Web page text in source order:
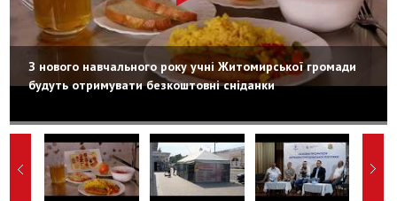
З нового навчального року учні Житомирської громади
будуть отримувати безкоштовні сніданки